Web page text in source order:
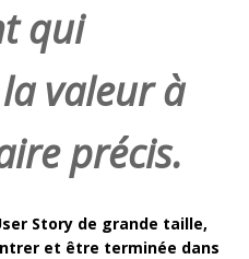
qui
valeur à
précis.
Story de grande taille,
et être terminée dans